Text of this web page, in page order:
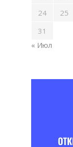
24
25
31
« Июл